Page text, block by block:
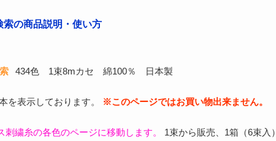
索の商品説明・使い方
434色 1束8mカセ 綿100％ 日本製
を表示しております。 ※このページではお買い物出来ません。
繍糸の各色のページに移動します。 1束から販売、1箱（6束入